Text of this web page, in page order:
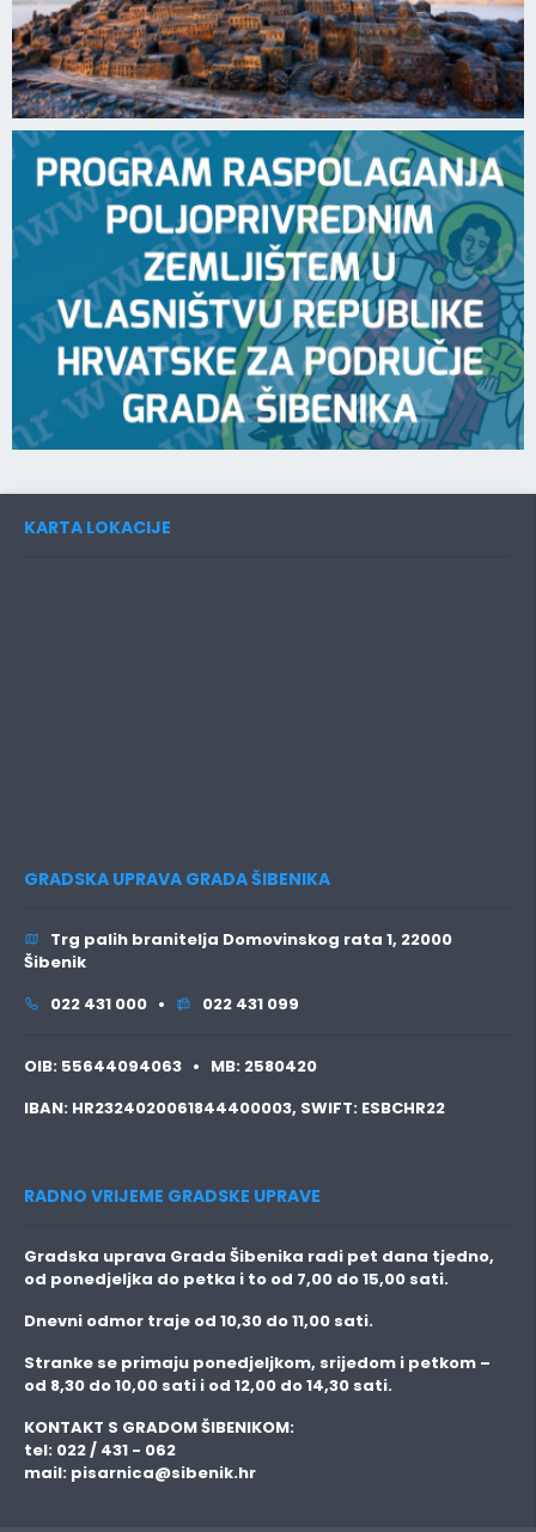
KARTA LOKACIJE
GRADSKA UPRAVA GRADA ŠIBENIKA
Trg palih branitelja Domovinskog rata 1, 22000
Šibenik
022 431 000 •
022 431 099
OIB: 55644094063 • MB: 2580420
IBAN: HR2324020061844400003, SWIFT: ESBCHR22
RADNO VRIJEME GRADSKE UPRAVE
Gradska uprava Grada Šibenika radi pet dana tjedno,
od ponedjeljka do petka i to od 7,00 do 15,00 sati.
Dnevni odmor traje od 10,30 do 11,00 sati.
Stranke se primaju ponedjeljkom, srijedom i petkom –
od 8,30 do 10,00 sati i od 12,00 do 14,30 sati.
KONTAKT S GRADOM ŠIBENIKOM:
tel: 022 / 431 - 062
mail: pisarnica@sibenik.hr